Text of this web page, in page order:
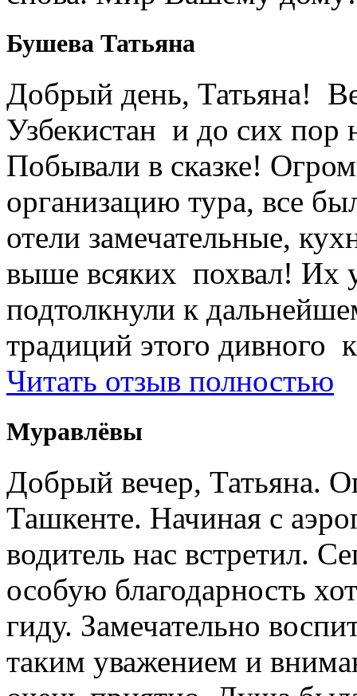
Бушева Татьяна
Добрый день, Татьяна!
Узбекистан и до сих пор
Побывали в сказке!
организацию тура, все
отели замечательные,
выше всяких похвал! Их
подтолкнули к
традиций этого дивного
Читать отзыв полностью
Муравлёвы
Добрый вечер, Татьяна.
Ташкенте. Начиная с
водитель нас встретил.
особую благодарность
гиду. Замечательно
таким уважением и